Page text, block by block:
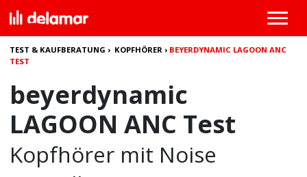
TEST & KAUFBERATUNG › KOPFHÖRER › BEYERDYNAMIC LAGOON ANC
TEST
beyerdynamic
LAGOON ANC Test
Kopfhörer mit Noise